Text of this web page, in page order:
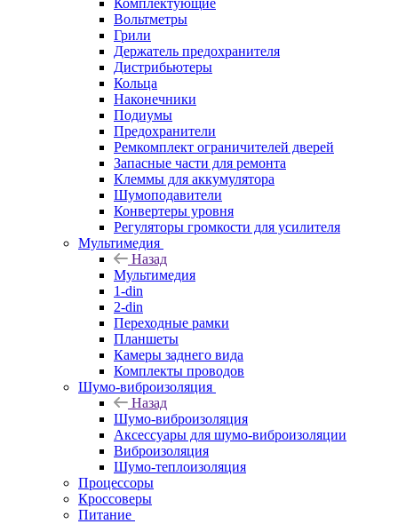
Комплектующие
Вольтметры
Грили
Держатель предохранителя
Дистрибьютеры
Кольца
Наконечники
Подиумы
Предохранители
Ремкомплект ограничителей дверей
Запасные части для ремонта
Клеммы для аккумулятора
Шумоподавители
Конвертеры уровня
Регуляторы громкости для усилителя
Мультимедия
Назад
Мультимедия
1-din
2-din
Переходные рамки
Планшеты
Камеры заднего вида
Комплекты проводов
Шумо-виброизоляция
Назад
Шумо-виброизоляция
Аксессуары для шумо-виброизоляции
Виброизоляция
Шумо-теплоизоляция
Процессоры
Кроссоверы
Питание